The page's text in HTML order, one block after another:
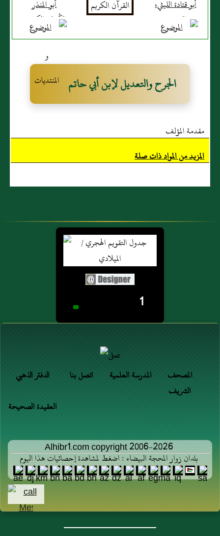
أَبو قتادة الليثي،
البصري
أَبو المنذر
الكُوفي، الكندي
السكوني
الجرح والتعديل لإبن أبي حاتم
مقدمة المؤلف
المزيد من المواد ذات صلة
1
الدفتر الذهبي اتصل بنا المدرسة العلمية
المصحف
الشريف
العقيدة الصحيحة
Alhibr1.com copyright 2006-2026
بلدان زوار المحجة البيضاء : اضغط لمشاهدة إحصائيات هذا اليوم